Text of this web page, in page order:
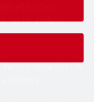
nicht anders
&